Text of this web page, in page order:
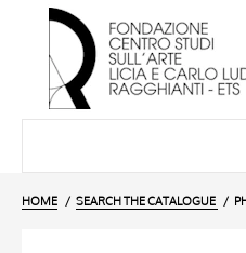
HOME SEARCH THE CATALOGUE